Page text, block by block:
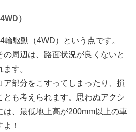
）
駆動（4WD）という点です。
周辺は、路面状況が良くないと
す。
ア部分をこすってしまったり、損
も考えられます。思わぬアクシ
は、最低地上高が200mm以上の車
！